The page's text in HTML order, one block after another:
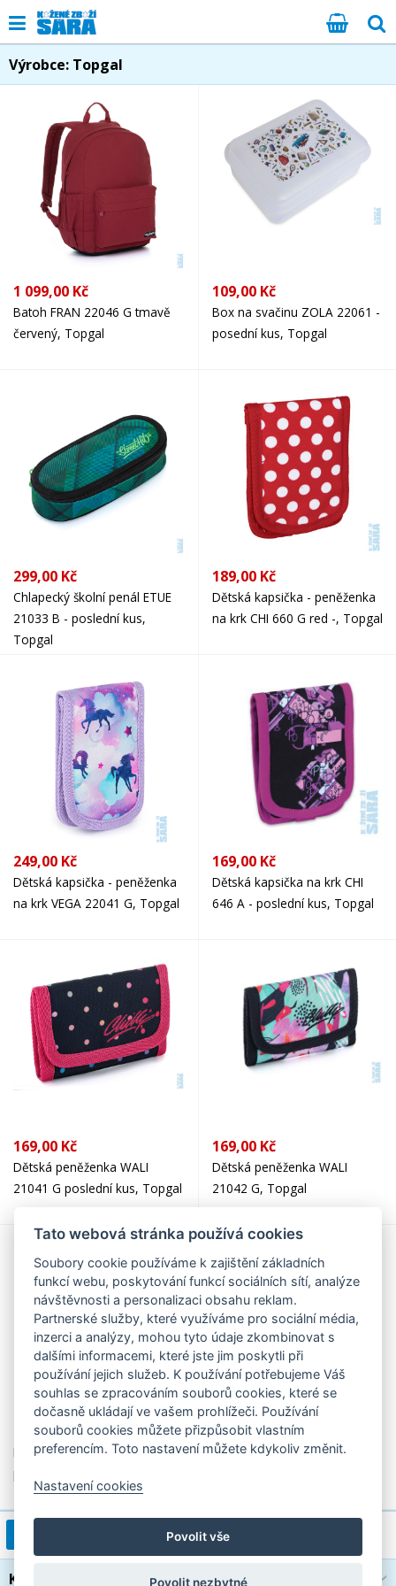
Výrobce: Topgal
1 099,00 Kč
Batoh FRAN 22046 G tmavě
červený, Topgal
109,00 Kč
Box na svačinu ZOLA 22061 -
posední kus, Topgal
299,00 Kč
Chlapecký školní penál ETUE
21033 B - poslední kus,
Topgal
189,00 Kč
Dětská kapsička - peněženka
na krk CHI 660 G red -, Topgal
249,00 Kč
Dětská kapsička - peněženka
na krk VEGA 22041 G, Topgal
169,00 Kč
Dětská kapsička na krk CHI
646 A - poslední kus, Topgal
169,00 Kč
Dětská peněženka WALI
21041 G poslední kus, Topgal
169,00 Kč
Dětská peněženka WALI
21042 G, Topgal
299,00 Kč
Dívčí penál studentské
pouzdro ETUE 22029, Topgal
299,00 Kč
Dívčí penál studentské
1 / 5
Kategorie
Tato webová stránka používá cookies
Soubory cookie používáme k zajištění základních
funkcí webu, poskytování funkcí sociálních sítí, analýze
návštěvnosti a personalizaci obsahu reklam.
Partnerské služby, které využíváme pro sociální média,
inzerci a analýzy, mohou tyto údaje zkombinovat s
dalšími informacemi, které jste jim poskytli při
používání jejich služeb. K používání potřebujeme Váš
souhlas se zpracováním souborů cookies, které se
dočasně ukládají ve vašem prohlížeči. Používání
souborů cookies můžete přizpůsobit vlastním
preferencím. Toto nastavení můžete kdykoliv změnit.
Nastavení cookies
Povolit vše
Povolit nezbytné